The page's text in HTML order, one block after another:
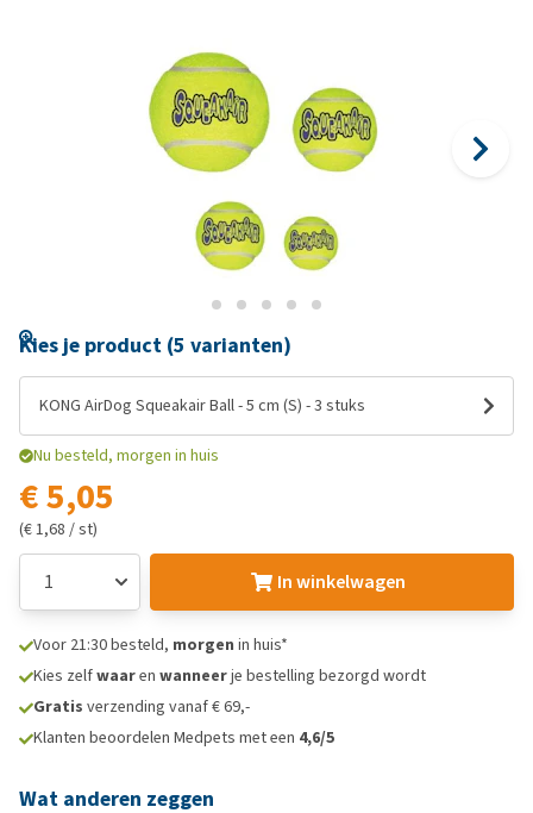
Kies je product (5 varianten)
KONG AirDog Squeakair Ball - 5 cm (S) - 3 stuks
Nu besteld, morgen in huis
€ 5,05
(€ 1,68 / st)
In winkelwagen
Voor 21:30 besteld, morgen in huis*
Kies zelfwaaren wanneerje bestelling bezorgd wordt
Gratis verzending vanaf € 69,-
Klanten beoordelen Medpets met een 4,6/5
Wat anderen zeggen